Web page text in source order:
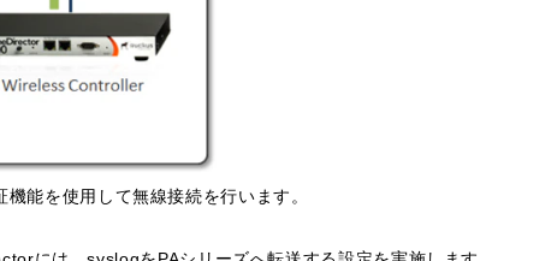
能を使用して無線接続を行います。